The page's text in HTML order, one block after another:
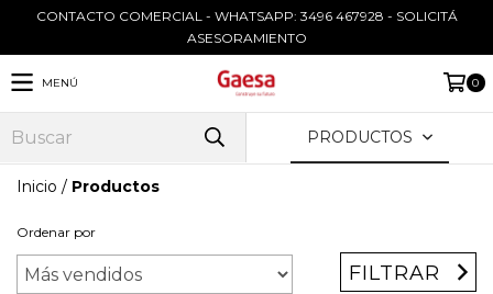
CONTACTO COMERCIAL - WHATSAPP: 3496 467928 - SOLICITÁ
ASESORAMIENTO
MENÚ 0
PRODUCTOS
Inicio / Productos
Ordenar por
FILTRAR